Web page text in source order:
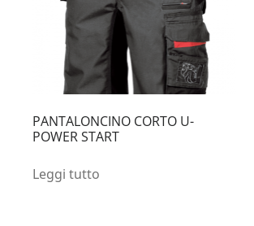
PANTALONCINO CORTO U-
POWER START
Leggi tutto